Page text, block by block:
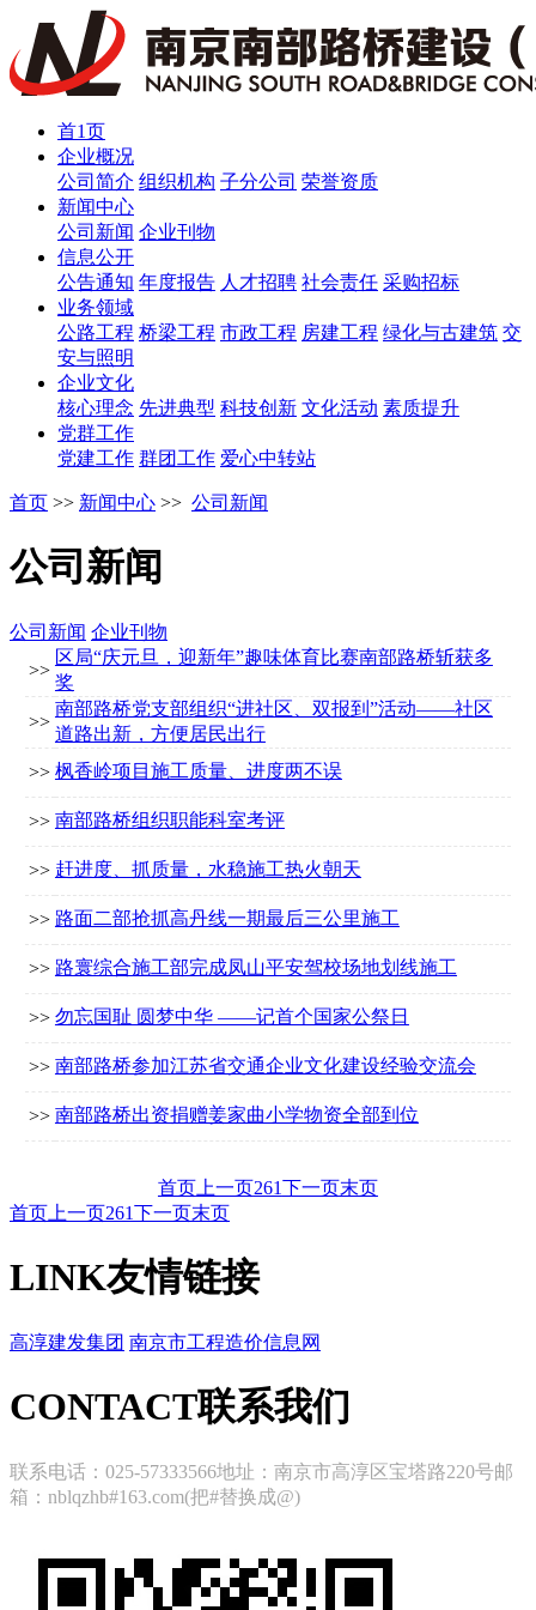
首1页
企业概况
公司简介 组织机构 子分公司 荣誉资质
新闻中心
公司新闻 企业刊物
信息公开
公告通知 年度报告 人才招聘 社会责任 采购招标
业务领域
公路工程 桥梁工程 市政工程 房建工程 绿化与古建筑 交
安与照明
企业文化
核心理念 先进典型 科技创新 文化活动 素质提升
党群工作
党建工作 群团工作 爱心中转站
首页 >> 新闻中心 >> 公司新闻
公司新闻
公司新闻 企业刊物
>>
区局“庆元旦，迎新年”趣味体育比赛南部路桥斩获多
奖
>>
南部路桥党支部组织“进社区、双报到”活动——社区
道路出新，方便居民出行
>> 枫香岭项目施工质量、进度两不误
>> 南部路桥组织职能科室考评
>> 赶进度、抓质量，水稳施工热火朝天
>> 路面二部抢抓高丹线一期最后三公里施工
>> 路寰综合施工部完成凤山平安驾校场地划线施工
>> 勿忘国耻 圆梦中华 ——记首个国家公祭日
>> 南部路桥参加江苏省交通企业文化建设经验交流会
>> 南部路桥出资捐赠姜家曲小学物资全部到位
首页上一页261下一页末页
首页 上一页261下一页末页
LINK友情链接
高淳建发集团 南京市工程造价信息网
CONTACT联系我们
联系电话：025-57333566地址：南京市高淳区宝塔路220号邮
箱：nblqzhb#163.com(把#替换成@)